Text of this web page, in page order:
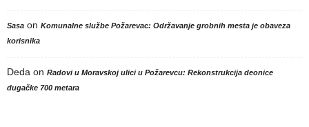
Sasa on Komunalne službe Požarevac: Održavanje grobnih mesta je obaveza
korisnika
Deda on Radovi u Moravskoj ulici u Požarevcu: Rekonstrukcija deonice
dugačke 700 metara